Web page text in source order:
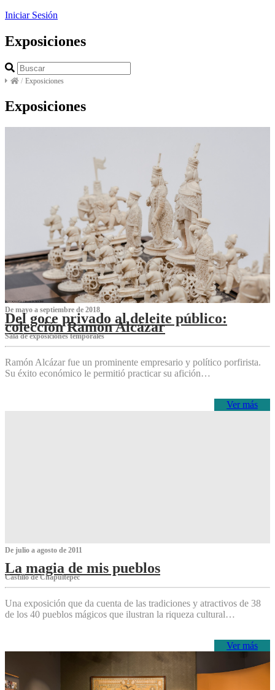
Iniciar Sesión
Exposiciones
/ Exposiciones
Exposiciones
De mayo a septiembre de 2018
Del goce privado al deleite público:
colección Ramón Alcázar
Sala de exposiciones temporales
Ramón Alcázar fue un prominente empresario y político porfirista.
Su éxito económico le permitió practicar su afición…
Ver más
De julio a agosto de 2011
La magia de mis pueblos
Castillo de Chapultepec
Una exposición que da cuenta de las tradiciones y atractivos de 38
de los 40 pueblos mágicos que ilustran la riqueza cultural…
Ver más